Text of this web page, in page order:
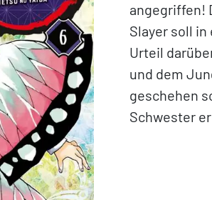
angegriffen!
Slayer soll
Urteil
und dem
geschehen
Schwester